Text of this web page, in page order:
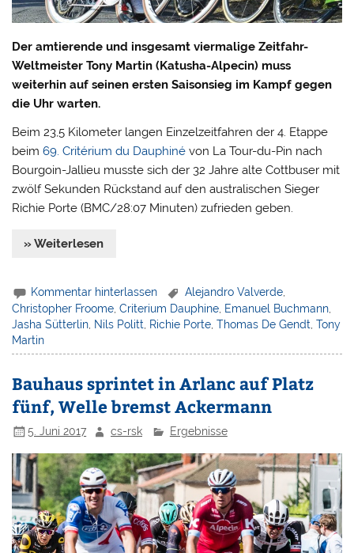
Der amtierende und insgesamt viermalige Zeitfahr-
Weltmeister Tony Martin (Katusha-Alpecin) muss
weiterhin auf seinen ersten Saisonsieg im Kampf gegen
die Uhr warten.
Beim 23,5 Kilometer langen Einzelzeitfahren der 4. Etappe
beim69. Critérium du Dauphinévon La Tour-du-Pin nach
Bourgoin-Jallieu musste sich der 32 Jahre alte Cottbuser mit
zwölf Sekunden Rückstand auf den australischen Sieger
Richie Porte (BMC/28:07 Minuten) zufrieden geben.
» Weiterlesen
Kommentar hinterlassen Alejandro Valverde
Christopher Froome ,Criterium Dauphine Emanuel Buchmann
Jasha Sütterlin Nils Politt Richie Porte ,Thomas De Gendt ,Tony
Martin
Bauhaus sprintet in Arlanc auf Platz
fünf, Welle bremst Ackermann
5. Juni 2017 cs-rsk Ergebnisse